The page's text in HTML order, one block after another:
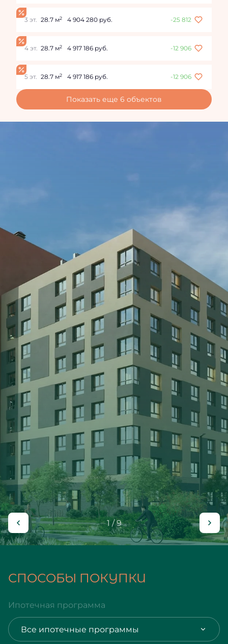
3 эт. 28.7 м2 4 904 280 руб. -25 812
4 эт. 28.7 м2 4 917 186 руб. -12 906
5 эт. 28.7 м2 4 917 186 руб. -12 906
Показать еще 6 объектов
1 / 9
СПОСОБЫ ПОКУПКИ
Ипотечная программа
Все ипотечные программы